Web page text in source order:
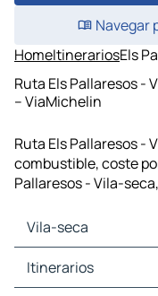
Navegar
HomeItinerariosEls
Ruta Els Pallaresos -
– ViaMichelin
Ruta Els Pallaresos -
combustible, coste
Pallaresos - Vila-
Vila-seca
Vila-seca Mapas
Vila-seca Trafico
Itinerarios